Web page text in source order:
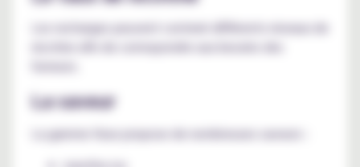
Les recharges peuvent contenir différents niveaux de
nicotine afin de correspondre aux besoins des
La saveur
La gamme Vuse propose de nombreuses saveurs :